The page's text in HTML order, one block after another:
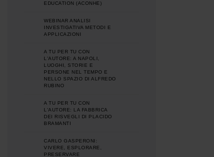
EDUCATION (ACONHE)
WEBINAR ANALISI
INVESTIGATIVA METODI E
APPLICAZIONI
A TU PER TU CON
L'AUTORE: A NAPOLI,
LUOGHI, STORIE E
PERSONE NEL TEMPO E
NELLO SPAZIO DI ALFREDO
RUBINO
A TU PER TU CON
L'AUTORE: LA FABBRICA
DEI RISVEGLI DI PLACIDO
BRAMANTI
CARLO GASPERONI:
VIVERE, ESPLORARE,
PRESERVARE